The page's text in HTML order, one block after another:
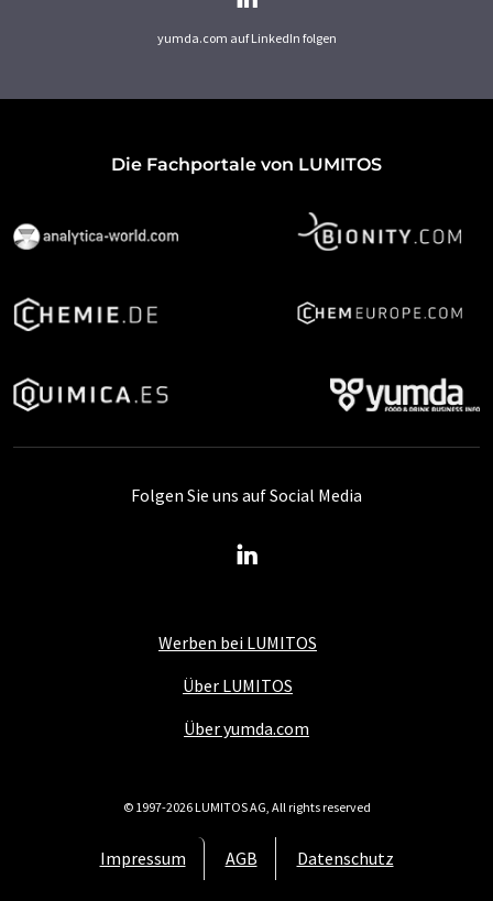
yumda.com auf LinkedIn folgen
Die Fachportale von LUMITOS
Werben bei LUMITOS
Über LUMITOS
Über yumda.com
Impressum AGB Datenschutz
Folgen Sie uns auf Social Media
© 1997-2026 LUMITOS AG, All rights reserved